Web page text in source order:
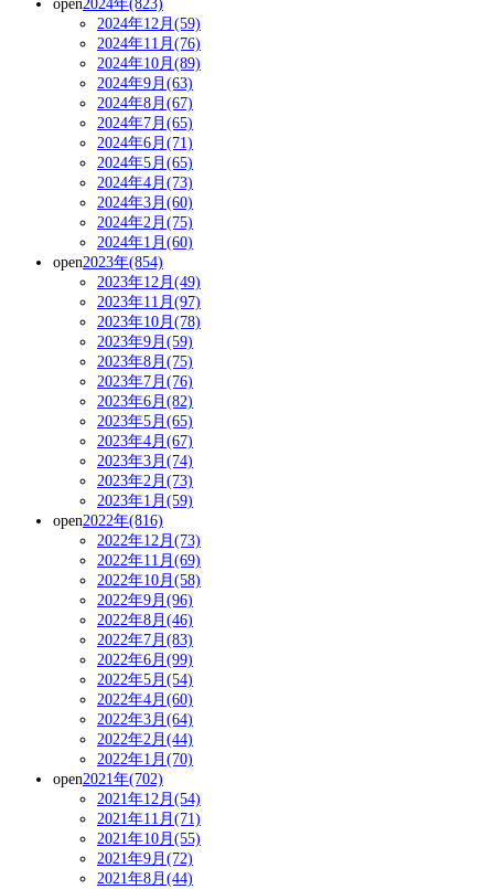
open2024年(823)
2024年12月(59)
2024年11月(76)
2024年10月(89)
2024年9月(63)
2024年8月(67)
2024年7月(65)
2024年6月(71)
2024年5月(65)
2024年4月(73)
2024年3月(60)
2024年2月(75)
2024年1月(60)
open2023年(854)
2023年12月(49)
2023年11月(97)
2023年10月(78)
2023年9月(59)
2023年8月(75)
2023年7月(76)
2023年6月(82)
2023年5月(65)
2023年4月(67)
2023年3月(74)
2023年2月(73)
2023年1月(59)
open2022年(816)
2022年12月(73)
2022年11月(69)
2022年10月(58)
2022年9月(96)
2022年8月(46)
2022年7月(83)
2022年6月(99)
2022年5月(54)
2022年4月(60)
2022年3月(64)
2022年2月(44)
2022年1月(70)
open2021年(702)
2021年12月(54)
2021年11月(71)
2021年10月(55)
2021年9月(72)
2021年8月(44)